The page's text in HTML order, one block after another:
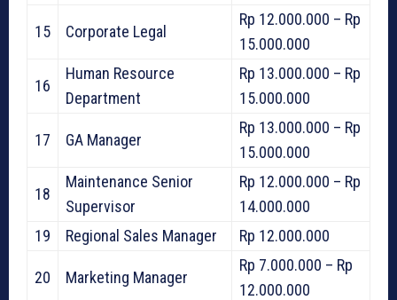
15 Corporate Legal
Rp 12.000.000 – Rp
15.000.000
16
Human Resource
Department
Rp 13.000.000 – Rp
15.000.000
17 GA Manager
Rp 13.000.000 – Rp
15.000.000
18
Maintenance Senior
Supervisor
Rp 12.000.000 – Rp
14.000.000
19
Regional Sales Manager Rp 12.000.000
20 Marketing Manager
Rp 7.000.000 – Rp
12.000.000